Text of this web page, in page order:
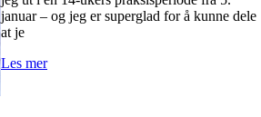
januar – og jeg er superglad for å kunne dele
at je
Les mer